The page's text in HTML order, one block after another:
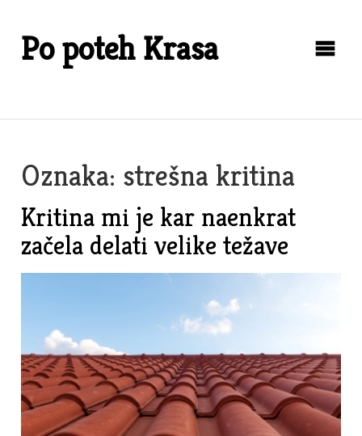
contentPo poteh Krasa
Oznaka: strešna kritina
Kritina mi je kar naenkrat
začela delati velike težave